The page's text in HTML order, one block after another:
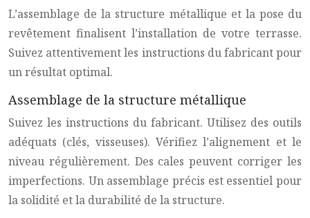
L’assemblage de la structure métallique et la pose du
revêtement finalisent l’installation de votre terrasse.
Suivez attentivement les instructions du fabricant pour
un résultat optimal.
Assemblage de la structure métallique
Suivez les instructions du fabricant. Utilisez des outils
adéquats (clés, visseuses). Vérifiez l’alignement et le
niveau régulièrement. Des cales peuvent corriger les
imperfections. Un assemblage précis est essentiel pour
la solidité et la durabilité de la structure.